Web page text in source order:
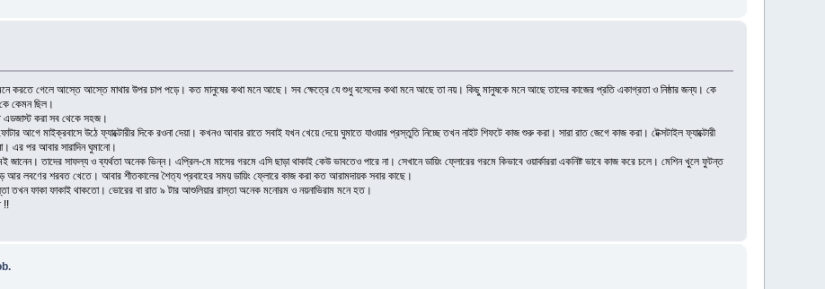
করতে গেলে আস্তে আস্তে মাথার উপর চাপ পড়ে। কত মানুষের কথা মনে আছে। সব ক্ষেত্রে যে শুধু বসেদের কথা মনে আছে তা নয়। কিছু মানুষকে মনে আছে তাদের কাজের প্রতি একাগ্রতা ও নিষ্ঠার জন্য। কে
কেমন ছিল।
এডজাস্ট করা সব থেকে সহজ।
আগে মাইক্রবাসে উঠে ফ্যাক্টোরীর দিকে রওনা দেয়া। কখনও আবার রাতে সবাই যখন খেয়ে দেয়ে ঘুমাতে যাওয়ার প্রস্তুতি নিচ্ছে তখন নাইট শিফটে কাজ শুরু করা। সারা রাত জেগে কাজ করা। টেক্সটাইল ফ্যাক্টোরী
এর পর আবার সারাদিন ঘুমানো।
তাদের সাফল্য ও ব্যর্থতা অনেক ভিন্ন। এপ্রিল-মে মাসের গরমে এসি ছাড়া থাকাই কেউ ভাবতেও পারে না। সেখানে ডায়িং ফ্লোরের গরমে কিভাবে ওয়ার্কাররা একনিষ্ট ভাবে কাজ করে চলে। মেশিন খুলে ফুটন্ত
আর লবণের শরবত খেতে। আবার শীতকালের শৈত্য প্রবাহের সময় ডায়িং ফ্লোরে কাজ করা কত আরামদায়ক সবার কাছে।
তখন ফাকা ফাকাই থাকতো। ভোরের বা রাত ৯ টার আশুলিয়ার রাস্তা অনেক মনোরম ও নয়নাভিরাম মনে হত।
!!